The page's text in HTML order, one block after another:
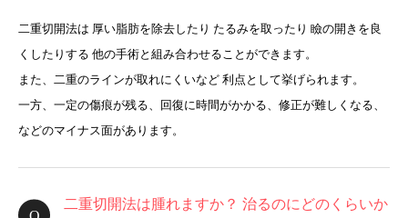
二重切開法は 厚い脂肪を除去したり たるみを取ったり 瞼の開きを良
くしたりする 他の手術と組み合わせることができます。
また、二重のラインが取れにくいなど 利点として挙げられます。
一方、一定の傷痕が残る、回復に時間がかかる、修正が難しくなる、
などのマイナス面があります。
二重切開法は腫れますか？ 治るのにどのくらいか